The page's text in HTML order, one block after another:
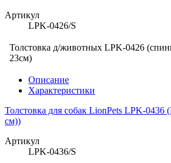
Артикул
LPK-0426/S
Толстовка д/животных LPK-0426
23см)
Описание
Характеристики
Толстовка для собак LionPets LPK-0436
см))
Артикул
LPK-0436/S